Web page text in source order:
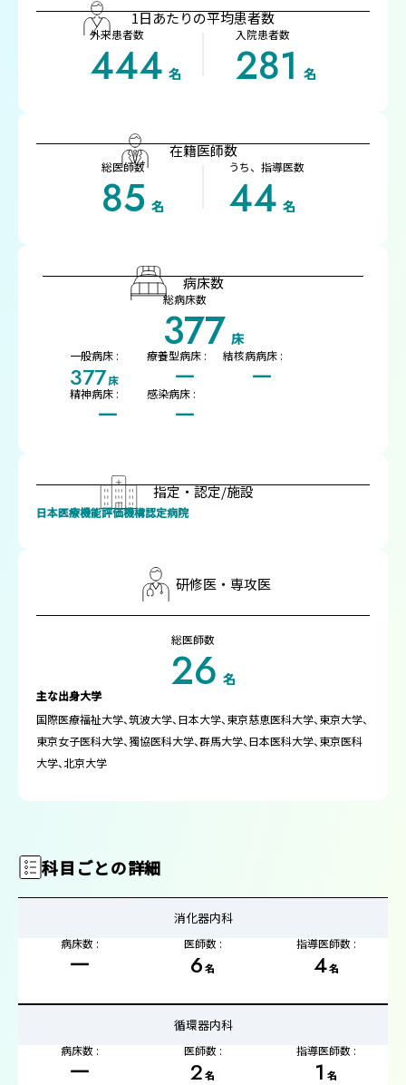
1日あたりの平均患者数
外来患者数
444 名
入院患者数
281 名
在籍医師数
総医師数
85 名
うち、指導医数
44 名
病床数
総病床数
377 床
一般病床 :
377床
療養型病床 :
ー
結核病病床 :
ー
精神病床 :
ー
感染病床 :
ー
指定・認定/施設
日本医療機能評価機構認定病院
研修医・専攻医
総医師数
26 名
主な出身大学
国際医療福祉大学、筑波大学、日本大学、東京慈恵医科大学、東京大学、
東京女子医科大学、獨協医科大学、群馬大学、日本医科大学、東京医科
大学、北京大学
科目ごとの詳細
消化器内科
病床数 :
ー
医師数 :
6 名
指導医師数 :
4名
循環器内科
病床数 :
ー
医師数 :
2 名
指導医師数 :
1 名